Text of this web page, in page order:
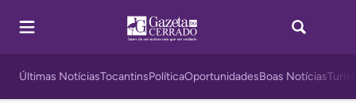
Últimas NotíciasTocantinsPolíticaOportunidadesBoas Notícias